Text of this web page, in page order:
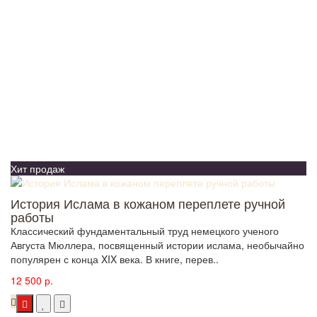
Хит продаж
История Ислама в кожаном переплете ручной
работы
Классический фундаментальный труд немецкого ученого
Августа Мюллера, посвященный истории ислама, необычайно
популярен с конца XIX века. В книге, перев..
12 500 р.